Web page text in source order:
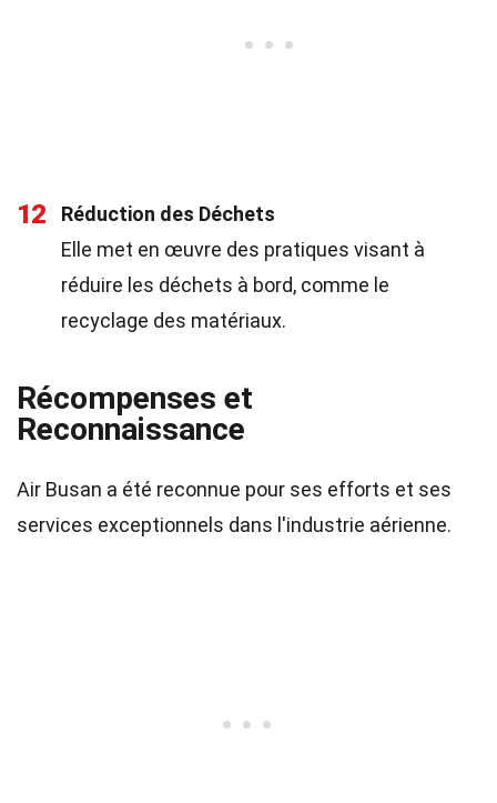
12
Réduction des Déchets
Elle met en œuvre des pratiques visant à
réduire les déchets à bord, comme le
recyclage des matériaux.
Récompenses et
Reconnaissance
Air Busan a été reconnue pour ses efforts et ses
services exceptionnels dans l'industrie aérienne.